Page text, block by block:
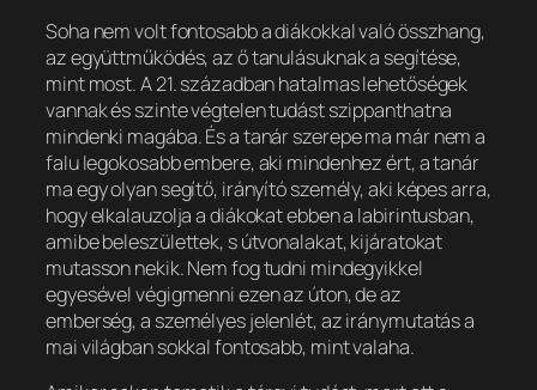
Soha nem volt fontosabb a diákokkal való összhang,
az együttműködés, az ő tanulásuknak a segítése,
mint most. A 21. században hatalmas lehetőségek
vannak és szinte végtelen tudást szippanthatna
mindenki magába. És a tanár szerepe ma már nem a
falu legokosabb embere, aki mindenhez ért, a tanár
ma egy olyan segítő, irányító személy, aki képes arra,
hogy elkalauzolja a diákokat ebben a labirintusban,
amibe beleszülettek, s útvonalakat, kijáratokat
mutasson nekik. Nem fog tudni mindegyikkel
egyesével végigmenni ezen az úton, de az
emberség, a személyes jelenlét, az iránymutatás a
mai világban sokkal fontosabb, mint valaha.